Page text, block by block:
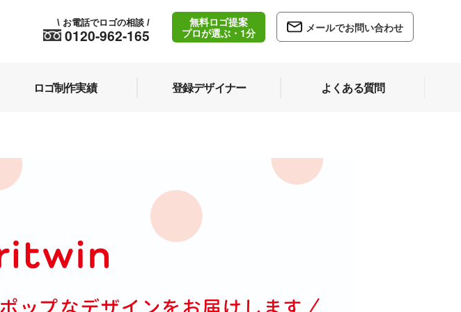
0120-962-165
\ お電話でロゴの相談 /
無料ロゴ提案
プロが選ぶ・1分
メールでお問い合わせ
ロゴ制作実績 登録デザイナー よくある質問